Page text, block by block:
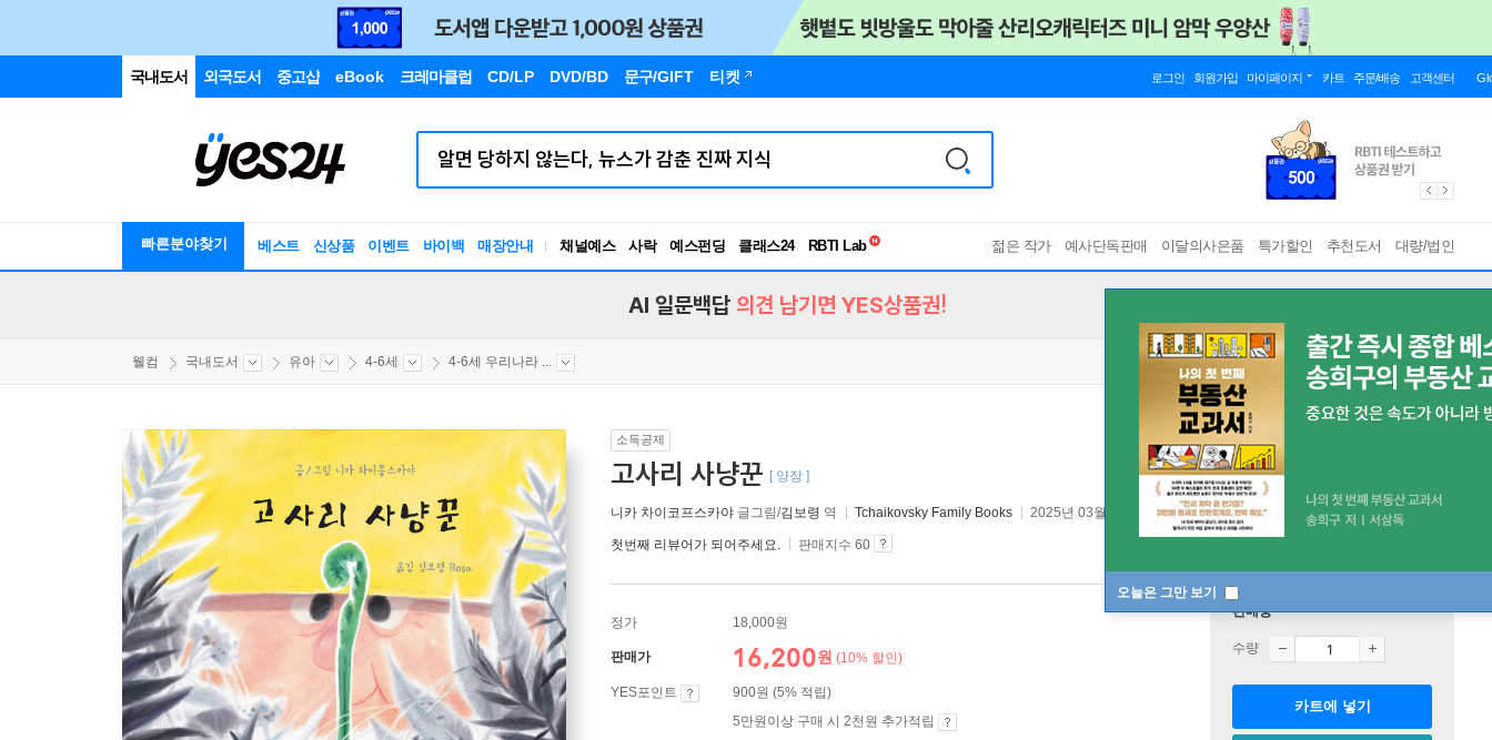
국내도서 외국도서 중고샵 eBook 크레마클럽 CD/LP DVD/BD 문구/GIFT 티켓 로그인 회원가입 마이페이지 카트 주문/배송 고객센터
빠른분야찾기 베스트 신상품 이벤트 바이백 매장안내 채널예스 사락 예스펀딩 클래스24
독서유형검사
젊은 작가 예사단독판매 이달의사은품 특가할인 추천도서 대량/법인
오늘은 그만 보기
AI 일문백답 의견 남기면 YES상품권!
웰컴 국내도서 유아 4-6세 4-6세 우리나라 ...
소득공제
고사리 사냥꾼 [ 양장 ]
니카 차이코프스카야 글그림/김보령 역 Tchaikovsky Family Books 2025년 03월 25일
첫번째 리뷰어가 되어주세요. 판매지수 60
정가 18,000원
판매가 16,200원 (10% 할인)
YES포인트
900원 (5% 적립)
5만원이상 구매 시 2천원 추가적립
판매중
수량
카트에 넣기